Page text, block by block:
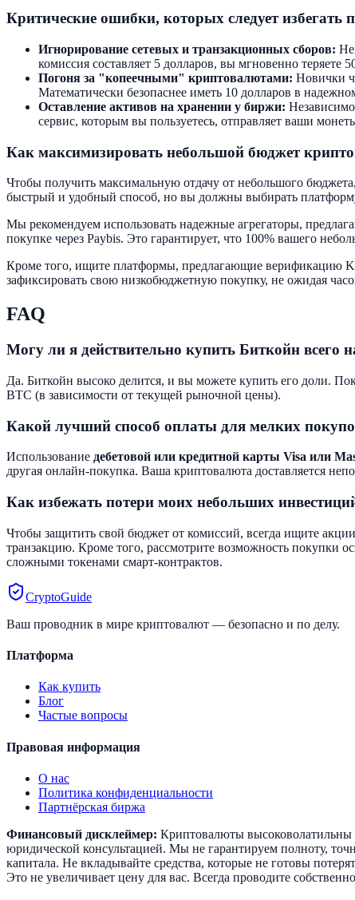
Критические ошибки, которых следует избегать
Игнорирование сетевых и транзакционных сборов:
комиссия составляет 5 долларов, вы мгновенно
Погоня за "копеечными" криптовалютами: Новички
Математически безопаснее иметь 10 долларов в
Оставление активов на хранении у биржи:
сервис, которым вы пользуетесь, отправляет ваши
Как максимизировать небольшой бюджет
Чтобы получить максимальную отдачу от небольшого
быстрый и удобный способ, но вы должны выбирать
Мы рекомендуем использовать надежные агрегаторы,
покупке через Paybis. Это гарантирует, что 100% вашего
Кроме того, ищите платформы, предлагающие верификацию
зафиксировать свою низкобюджетную покупку, не ожидая
FAQ
Могу ли я действительно купить Биткойн всего
Да. Биткойн высоко делится, и вы можете купить его доли.
BTC (в зависимости от текущей рыночной цены).
Какой лучший способ оплаты для мелких
Использование дебетовой или кредитной карты Visa или
другая онлайн-покупка. Ваша криптовалюта доставляется
Как избежать потери моих небольших
Чтобы защитить свой бюджет от комиссий, всегда ищите
транзакцию. Кроме того, рассмотрите возможность покупки
сложными токенами смарт-контрактов.
CryptoGuide
Ваш проводник в мире криптовалют — безопасно и по делу.
Платформа
Как купить
Блог
Частые вопросы
Правовая информация
О нас
Политика конфиденциальности
Партнёрская биржа
Финансовый дисклеймер: Криптовалюты высоковолатильны
юридической консультацией. Мы не гарантируем полноту,
капитала. Не вкладывайте средства, которые не готовы
Это не увеличивает цену для вас. Всегда проводите